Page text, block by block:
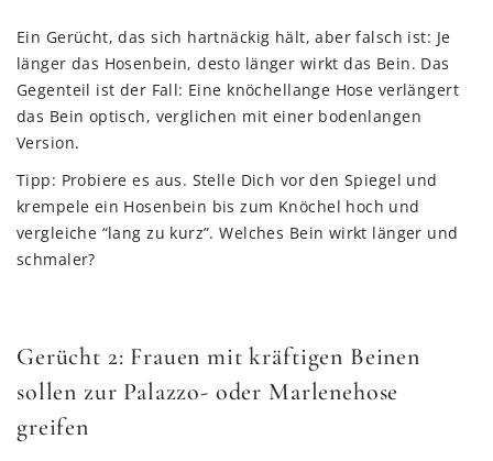
Ein Gerücht, das sich hartnäckig hält, aber falsch ist: Je
länger das Hosenbein, desto länger wirkt das Bein. Das
Gegenteil ist der Fall: Eine knöchellange Hose verlängert
das Bein optisch, verglichen mit einer bodenlangen
Version.
Tipp: Probiere es aus. Stelle Dich vor den Spiegel und
krempele ein Hosenbein bis zum Knöchel hoch und
vergleiche “lang zu kurz”. Welches Bein wirkt länger und
schmaler?
Gerücht 2: Frauen mit kräftigen Beinen
sollen zur Palazzo- oder Marlenehose
greifen